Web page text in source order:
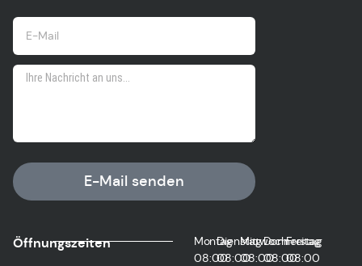
E-Mail senden
Öffnungszeiten
Montag
08:00
Dienstag
08:00
Mittwoch
08:00
Donnerstag
08:00
Freitag
08:00